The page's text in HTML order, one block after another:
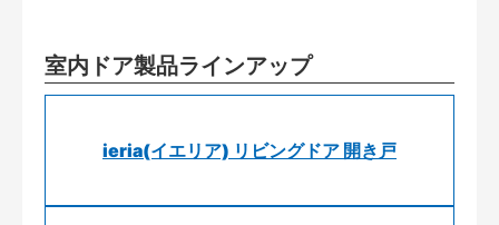
室内ドア製品ラインアップ
ieria(イエリア) リビングドア 開き戸